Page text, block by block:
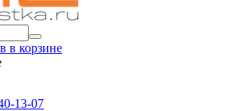
в корзине
13-07